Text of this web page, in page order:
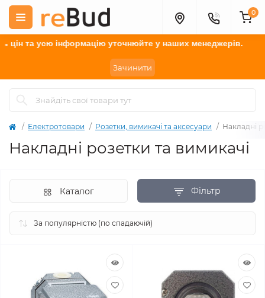
та усю інформацію уточнюйтеу наших менеджерів.
Зачинити
0
Електротовари Розетки, вимикачі та аксесуари Накладні
Накладні розетки та вимикачі
Фільтр
Каталог